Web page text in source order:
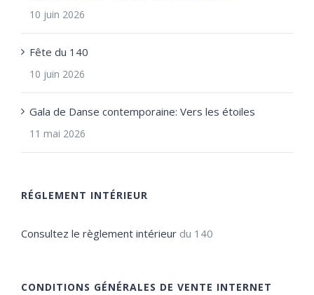
10 juin 2026
Fête du 140
10 juin 2026
Gala de Danse contemporaine: Vers les étoiles
11 mai 2026
RÉGLEMENT INTÉRIEUR
Consultez le règlement intérieur du 140
CONDITIONS GÉNÉRALES DE VENTE INTERNET